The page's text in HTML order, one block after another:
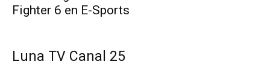
Fighter 6 en E-Sports
Luna TV Canal 25